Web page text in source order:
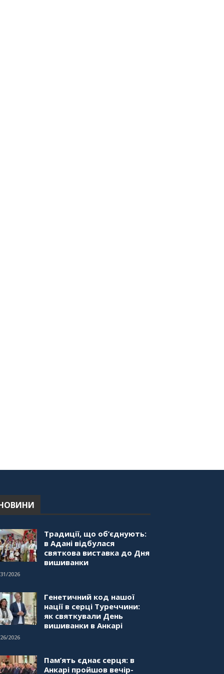
"Укр-Айна"
Традиції, що об’єднують:
в Адані відбулася
святкова виставка до Дня
вишиванки
2026
Генетичний код нашої
нації в серці Туреччини:
як святкували День
вишиванки в Анкарі
2026
Пам’ять єднає серця: в
Анкарі пройшов вечір-